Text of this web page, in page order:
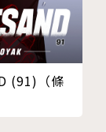
(91)（條